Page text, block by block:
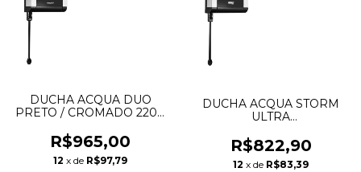
DUCHA ACQUA DUO
PRETO / CROMADO 220V
R$965,00
12 x de R$97,79
DUCHA ACQUA STORM
ULTRA
5500W LORENZETTI
R$822,90
12 x de R$83,39